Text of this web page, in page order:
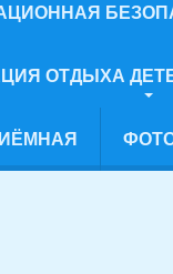
ОТДЫХА